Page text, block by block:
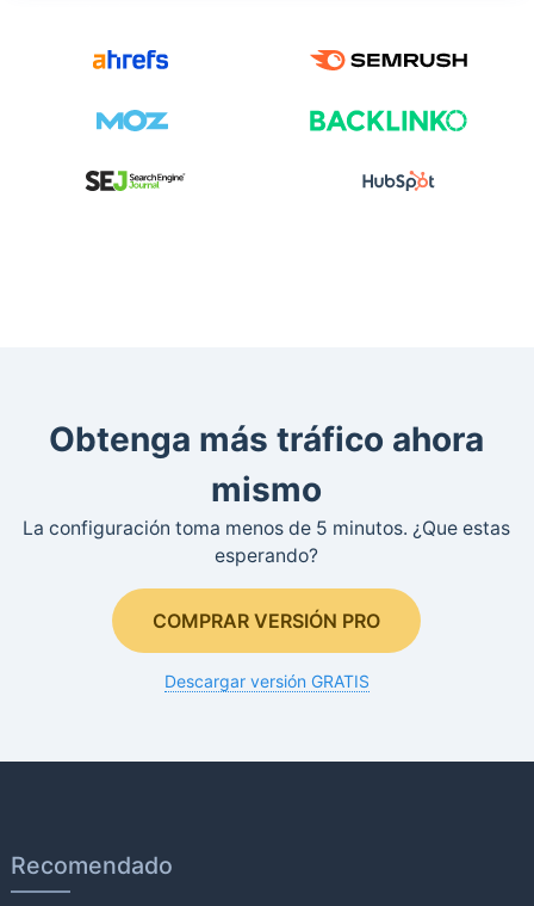
Obtenga más tráfico ahora
mismo
La configuración toma menos de 5 minutos. ¿Que estas
esperando?
COMPRAR VERSIÓN PRO
Descargar versión GRATIS
Recomendado